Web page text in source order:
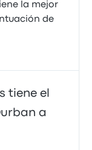
la mejor
de
tiene el
a